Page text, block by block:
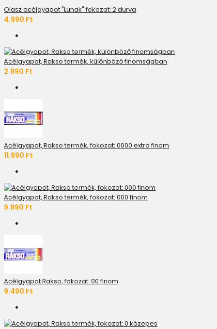
Olasz acélgyapot "Lunak" fokozat: 2 durva
4.990 Ft
Acélgyapot, Rakso termék, különböző finomságban
2.990 Ft
Acélgyapot, Rakso termék, fokozat: 0000 extra finom
11.990 Ft
Acélgyapot, Rakso termék, fokozat: 000 finom
9.990 Ft
Acélgyapot Rakso, fokozat: 00 finom
9.490 Ft